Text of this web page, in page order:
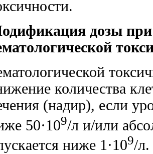
дозы
количества
(надир), если
50·109/л и/или
ниже 1·109/л.